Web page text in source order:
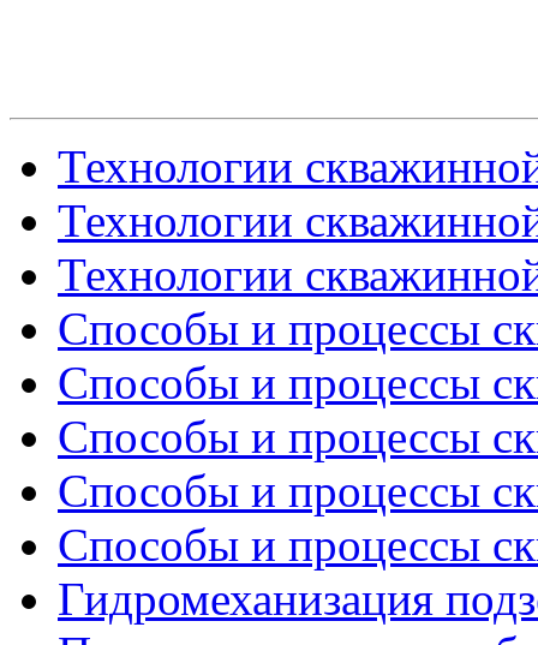
Технологии
Технологии
Технологии
Способы и процессы
Способы и процессы
Способы и процессы
Способы и процессы
Способы и процессы
Гидромеханизация